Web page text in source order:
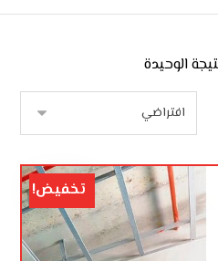
الوحيدة
تخفيض!